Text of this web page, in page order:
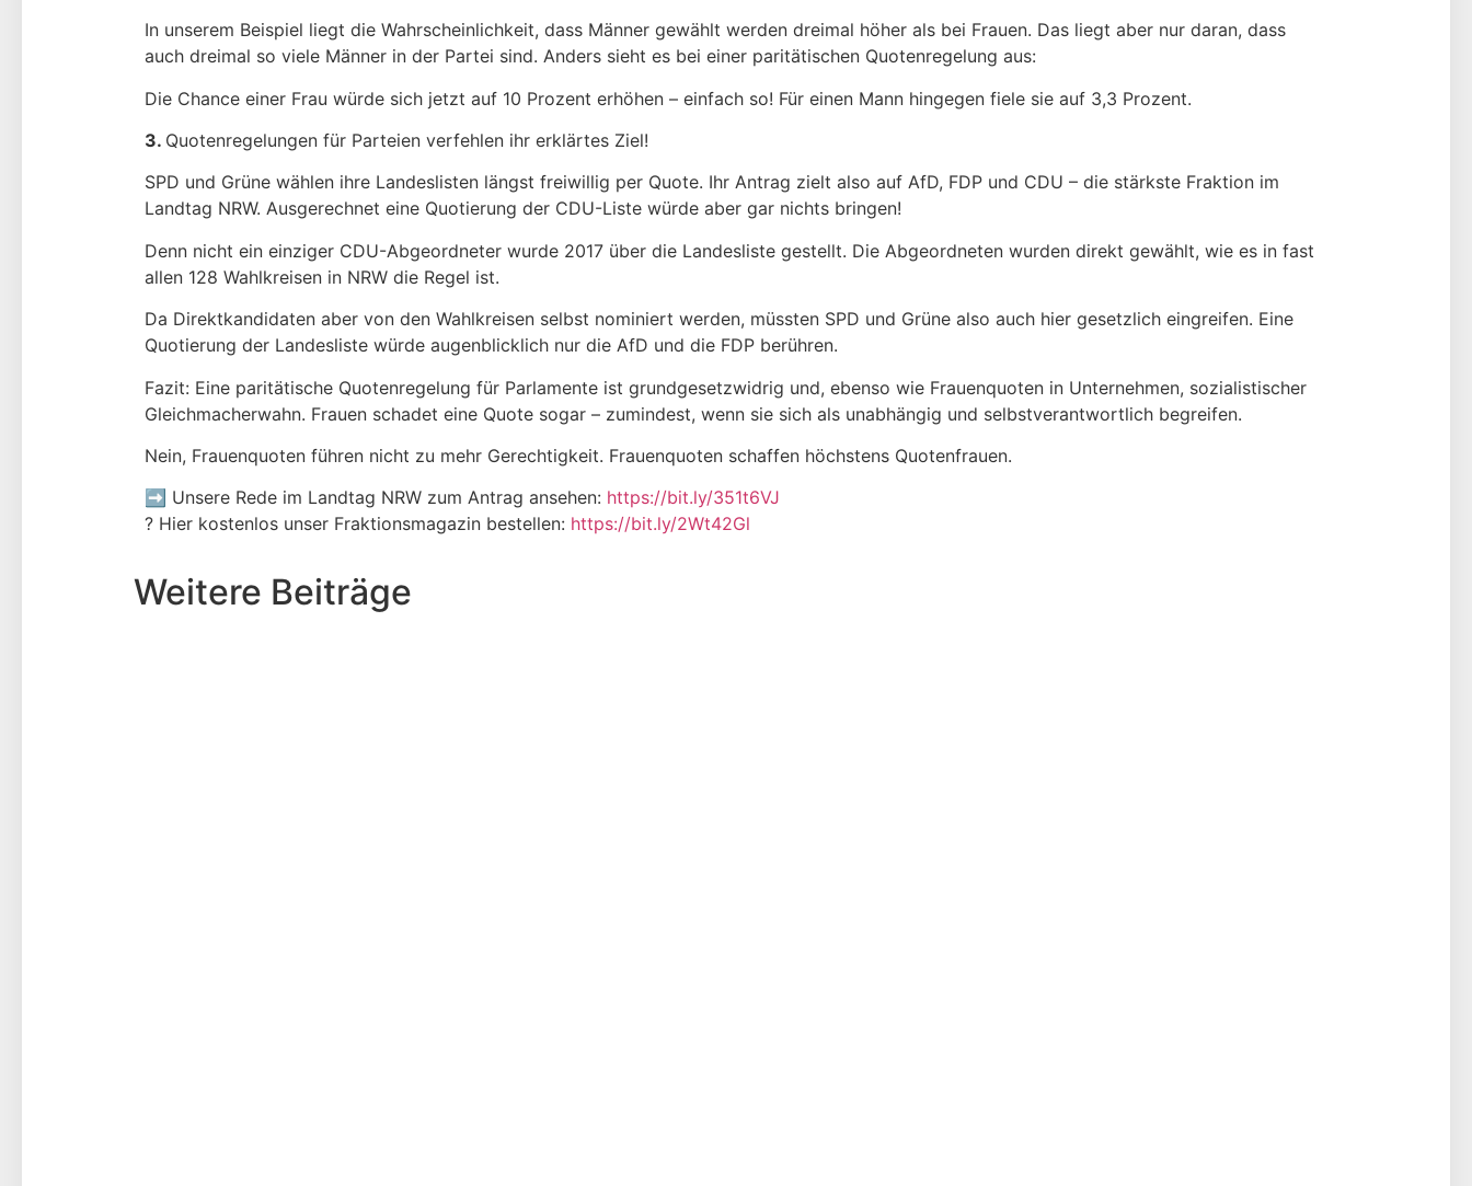
In unserem Beispiel liegt die Wahrscheinlichkeit, dass Männer gewählt werden dreimal höher als bei Frauen. Das liegt aber nur daran, dass
auch dreimal so viele Männer in der Partei sind. Anders sieht es bei einer paritätischen Quotenregelung aus:
Die Chance einer Frau würde sich jetzt auf 10 Prozent erhöhen – einfach so! Für einen Mann hingegen fiele sie auf 3,3 Prozent.
3. Quotenregelungen für Parteien verfehlen ihr erklärtes Ziel!
SPD und Grüne wählen ihre Landeslisten längst freiwillig per Quote. Ihr Antrag zielt also auf AfD, FDP und CDU – die stärkste Fraktion im
Landtag NRW. Ausgerechnet eine Quotierung der CDU-Liste würde aber gar nichts bringen!
Denn nicht ein einziger CDU-Abgeordneter wurde 2017 über die Landesliste gestellt. Die Abgeordneten wurden direkt gewählt, wie es in fast
allen 128 Wahlkreisen in NRW die Regel ist.
Da Direktkandidaten aber von den Wahlkreisen selbst nominiert werden, müssten SPD und Grüne also auch hier gesetzlich eingreifen. Eine
Quotierung der Landesliste würde augenblicklich nur die AfD und die FDP berühren.
Fazit: Eine paritätische Quotenregelung für Parlamente ist grundgesetzwidrig und, ebenso wie Frauenquoten in Unternehmen, sozialistischer
Gleichmacherwahn. Frauen schadet eine Quote sogar – zumindest, wenn sie sich als unabhängig und selbstverantwortlich begreifen.
Nein, Frauenquoten führen nicht zu mehr Gerechtigkeit. Frauenquoten schaffen höchstens Quotenfrauen.
➡️ Unsere Rede im Landtag NRW zum Antrag ansehen: https://bit.ly/351t6VJ
? Hier kostenlos unser Fraktionsmagazin bestellen: https://bit.ly/2Wt42Gl
Weitere Beiträge